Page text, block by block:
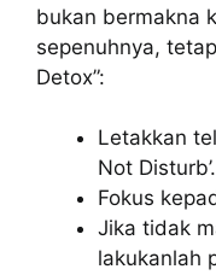
bukan bermakna
sepenuhnya,
Detox”:
Letakkan
Not Disturb’.
Fokus
Jika tidak
lakukanlah